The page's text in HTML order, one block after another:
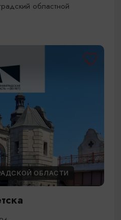
областной
ОБЛАСТИ